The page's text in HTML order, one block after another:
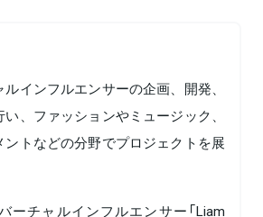
インフルエンサーの企画、開発、
、ファッションやミュージック、
ントなどの分野でプロジェクトを展
ーチャルインフルエンサー「Liam